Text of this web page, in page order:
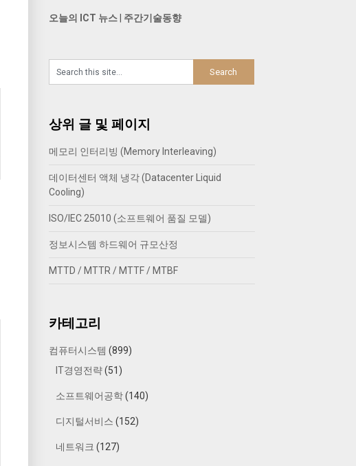
오늘의 ICT 뉴스 주간기술동향
상위 글 및 페이지
메모리 인터리빙 (Memory Interleaving)
데이터센터 액체 냉각 (Datacenter Liquid
Cooling)
ISO/IEC 25010 (소프트웨어 품질 모델)
정보시스템 하드웨어 규모산정
MTTD / MTTR / MTTF / MTBF
카테고리
컴퓨터시스템 (899)
IT경영전략(51)
소프트웨어공학(140)
디지털서비스 (152)
네트워크 (127)